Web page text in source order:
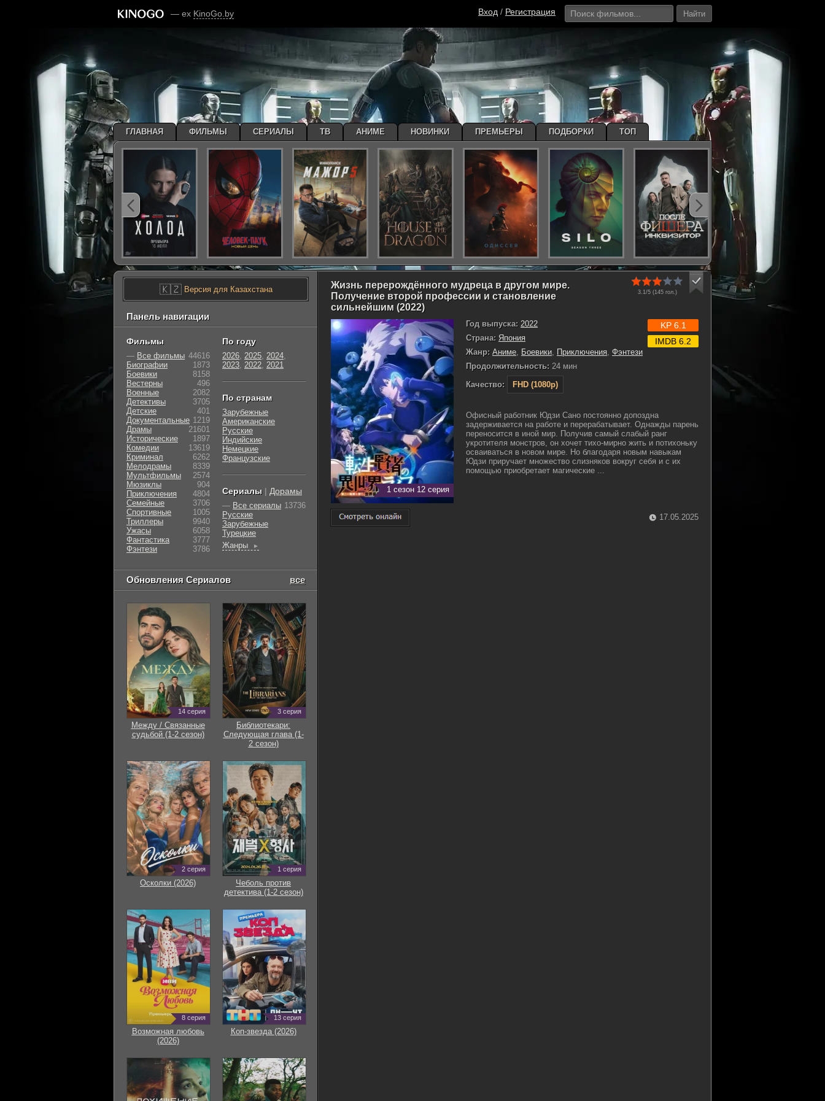
— ex KinoGo.by Вход / Регистрация Найти
Жизнь перерождённого мудреца в другом мире.
Получение второй профессии и становление
сильнейшим (2022)
3.1/5 (145гол.)
1 сезон 12 серия
Год выпуска: 2022
Страна: Япония
Жанр: Аниме, Боевики, Приключения, Фэнтези
Продолжительность: 24 мин
Качество:
FHD (1080p)
KP 6.1
IMDB 6.2
Офисный работник Юдзи Сано постоянно допоздна
задерживается на работе и перерабатывает. Однажды парень
переносится в иной мир. Получив самый слабый ранг
укротителя монстров, он хочет тихо-мирно жить и потихоньку
осваиваться в новом мире. Но благодаря новым навыкам
Юдзи приручает множество слизняков вокруг себя и с их
помощью приобретает магические ...
17.05.2025
🇰🇿Версия для Казахстана
Панель навигации
Фильмы
— Все фильмы 44616
Биографии
1873
Боевики
8158
Вестерны
496
Военные
2082
Детективы
3705
Детские
401
Документальные 1219
Драмы
21601
Исторические
1897
Комедии
13619
Криминал
6262
Мелодрамы
8339
Мультфильмы
2574
Мюзиклы
904
Приключения
4804
Семейные
3706
Cпортивные
1005
Триллеры
9940
Ужасы
6058
Фантастика
3777
Фэнтези
3786
По году
2026, 2025, 2024,
2023, 2022, 2021
По странам
Зарубежные
Американские
Русские
Индийские
Немецкие
Французские
Сериалы | Дорамы
— Все сериалы 13736
Русские
Зарубежные
Турецкие
Жанры
►
Обновления Сериалов все
14 серия
Между / Связанные
судьбой (1-2 сезон)
3 серия
Библиотекари:
Следующая глава (1-
2 сезон)
2 серия
Осколки (2026)
1 серия
Чеболь против
детектива (1-2 сезон)
8 серия
Возможная любовь
(2026)
13 серия
Коп-звезда (2026)
ГЛАВНАЯ ФИЛЬМЫ СЕРИАЛЫ ТВ АНИМЕ НОВИНКИ ПРЕМЬЕРЫ ПОДБОРКИ ТОП